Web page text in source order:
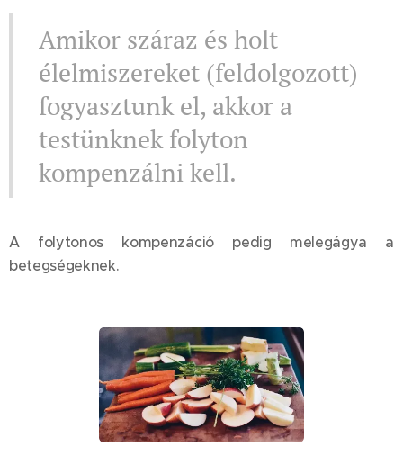
Amikor száraz és holt
élelmiszereket (feldolgozott)
fogyasztunk el, akkor a
testünknek folyton
kompenzálni kell.
A folytonos kompenzáció pedig melegágya a
betegségeknek.